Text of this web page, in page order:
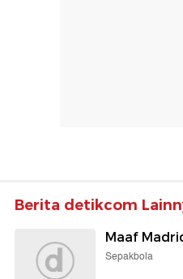
Berita detikcom
Maaf
Sepakbola